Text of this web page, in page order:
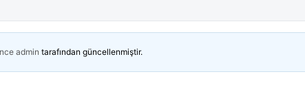
admin tarafından güncellenmiştir.